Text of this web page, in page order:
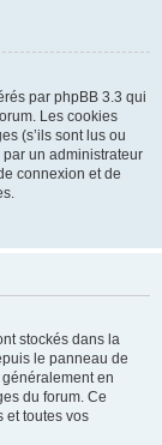
par phpBB 3.3 qui
Les cookies
(s’ils sont lus ou
un administrateur
connexion et de
stockés dans la
le panneau de
en
du forum. Ce
et toutes vos